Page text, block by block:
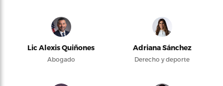
Lic Alexis Quiñones
Abogado
Adriana Sánchez
Derecho y deporte